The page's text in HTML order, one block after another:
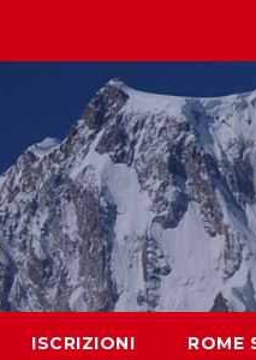
ISCRIZIONI ROME